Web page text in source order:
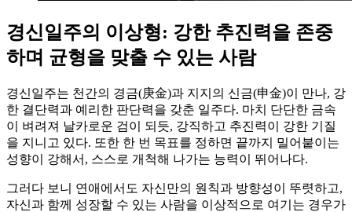
경신일주의 이상형: 강한 추진력을 존중
하며 균형을 맞출 수 있는 사람
경신일주는 천간의 경금(庚金)과 지지의 신금(申金)이 만나, 강
한 결단력과 예리한 판단력을 갖춘 일주다. 마치 단단한 금속
이 벼려져 날카로운 검이 되듯, 강직하고 추진력이 강한 기질
을 지니고 있다. 또한 한 번 목표를 정하면 끝까지 밀어붙이는
성향이 강해서, 스스로 개척해 나가는 능력이 뛰어나다.
그러다 보니 연애에서도 자신만의 원칙과 방향성이 뚜렷하고,
자신과 함께 성장할 수 있는 사람을 이상적으로 여기는 경우가